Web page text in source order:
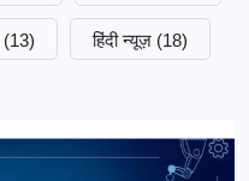
(13) हिंदी न्यूज़ (18)